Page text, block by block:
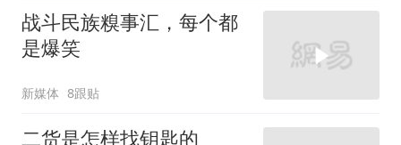
战斗民族糗事汇，每个都
是爆笑
新媒体 8跟贴
二货是怎样找钥匙的